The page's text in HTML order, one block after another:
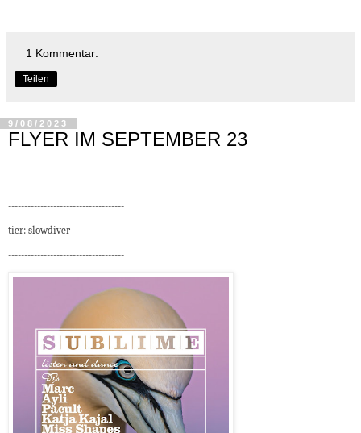
1 Kommentar:
Teilen
9/08/2023
FLYER IM SEPTEMBER 23
------------------------------------
tier: slowdiver
------------------------------------